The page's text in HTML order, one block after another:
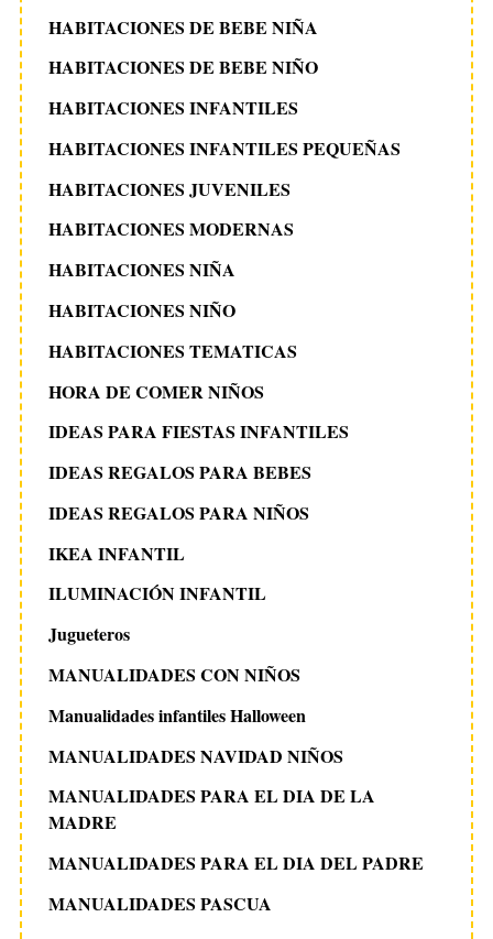
HABITACIONES DE BEBE NIÑA
HABITACIONES DE BEBE NIÑO
HABITACIONES INFANTILES
HABITACIONES INFANTILES PEQUEÑAS
HABITACIONES JUVENILES
HABITACIONES MODERNAS
HABITACIONES NIÑA
HABITACIONES NIÑO
HABITACIONES TEMATICAS
HORA DE COMER NIÑOS
IDEAS PARA FIESTAS INFANTILES
IDEAS REGALOS PARA BEBES
IDEAS REGALOS PARA NIÑOS
IKEA INFANTIL
ILUMINACIÓN INFANTIL
Jugueteros
MANUALIDADES CON NIÑOS
Manualidades infantiles Halloween
MANUALIDADES NAVIDAD NIÑOS
MANUALIDADES PARA EL DIA DE LA
MADRE
MANUALIDADES PARA EL DIA DEL PADRE
MANUALIDADES PASCUA